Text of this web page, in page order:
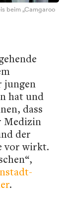
beim „Camgaroo
jungen
hat und
dass
Medizin
der
vor wirkt.
.